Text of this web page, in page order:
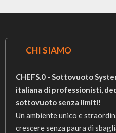
CHI SIAMO
CHEFS.0 - Sottovuoto
italiana di professionisti,
sottovuoto senza limiti!
Un ambiente unico e
crescere senza paura di